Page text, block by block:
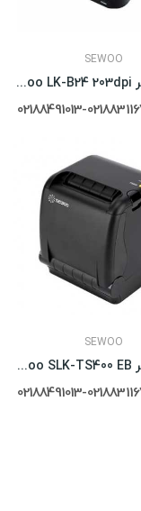
SEWOO
لیبل پرینتر Sewoo LK-B24 203dpi
SEWOO
لیبل پرینتر Sewoo SLK-TS400 EB